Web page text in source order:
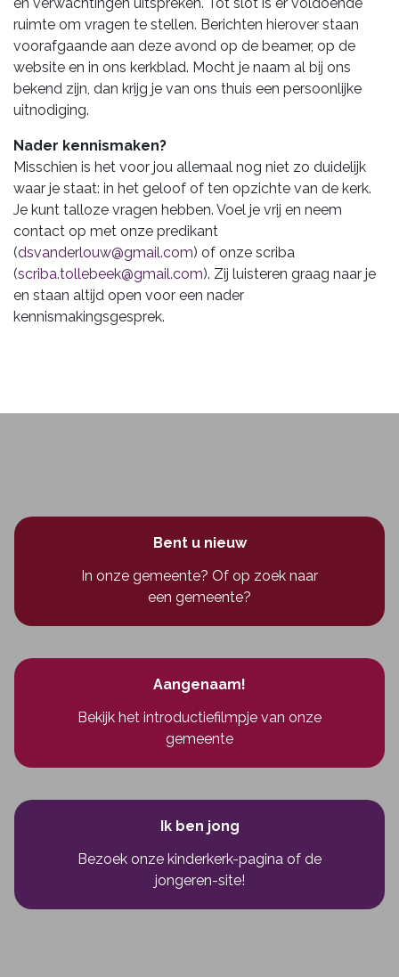
ruimte om vragen te stellen. Berichten hierover staan
voorafgaande aan deze avond op de beamer, op de
website en in ons kerkblad. Mocht je naam al bij ons
bekend zijn, dan krijg je van ons thuis een persoonlijke
uitnodiging.
Nader kennismaken?
Misschien is het voor jou allemaal nog niet zo duidelijk
waar je staat: in het geloof of ten opzichte van de kerk.
Je kunt talloze vragen hebben. Voel je vrij en neem
contact op met onze predikant
(dsvanderlouw@gmail.com) of onze scriba
(scriba.tollebeek@gmail.com). Zij luisteren graag naar je
en staan altijd open voor een nader
kennismakingsgesprek.
Bent u nieuw
In onze gemeente? Of op zoek naar
een gemeente?
Aangenaam!
Bekijk het introductiefilmpje van onze
gemeente
Ik ben jong
Bezoek onze kinderkerk-pagina of de
jongeren-site!